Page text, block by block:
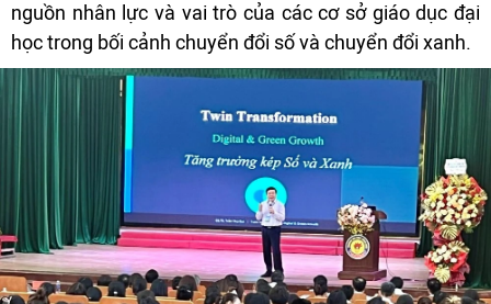
nguồn nhân lực và vai trò của các cơ sở giáo dục đại
học trong bối cảnh chuyển đổi số và chuyển đổi xanh.